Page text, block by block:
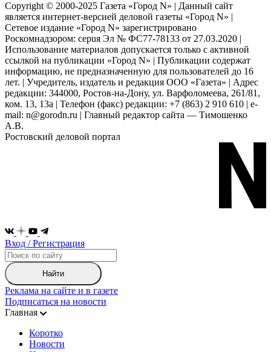
Copyright © 2000-2025 Газета «Город N» | Данный сайт
является интернет-версией деловой газеты «Город N» |
Сетевое издание «Город N» зарегистрировано
Роскомнадзором: серuя Эл № ФС77-78133 от 27.03.2020 |
Использование материалов допускается только с активной
ссылкой на публикации «Город N» | Публикации содержат
информацию, не предназначенную для пользователей до 16
лет. | Учредитель, издатель и редакция ООО «Газета» | Адрес
редакции: 344000, Ростов-на-Дону, ул. Варфоломеева, 261/81,
ком. 13, 13а | Телефон (факс) редакции: +7 (863) 2 910 610 | e-
mail: n@gorodn.ru | Главный редактор сайта — Тимошенко
А.В.
Ростовский деловой портал
Вход / Регистрация
Найти
Реклама на сайте и в газете
Подписаться на новости
Главная
Коротко
Новости